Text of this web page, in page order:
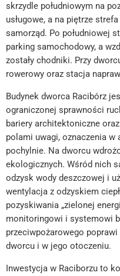
skrzydle południowym na
usługowe, a na piętrze
samorząd. Po południowej
parking samochodowy, a
zostały chodniki. Przy
rowerowy oraz stacja
Budynek dworca Racibórz
ograniczonej sprawności
bariery architektoniczne
polami uwagi, oznaczenia w
pochylnie. Na dworcu
ekologicznych. Wśród nich
odzysk wody deszczowej i
wentylacja z odzyskiem
pozyskiwania „zielonej
monitoringowi i systemowi
przeciwpożarowego
dworcu i w jego otoczeniu.
Inwestycja w Raciborzu to